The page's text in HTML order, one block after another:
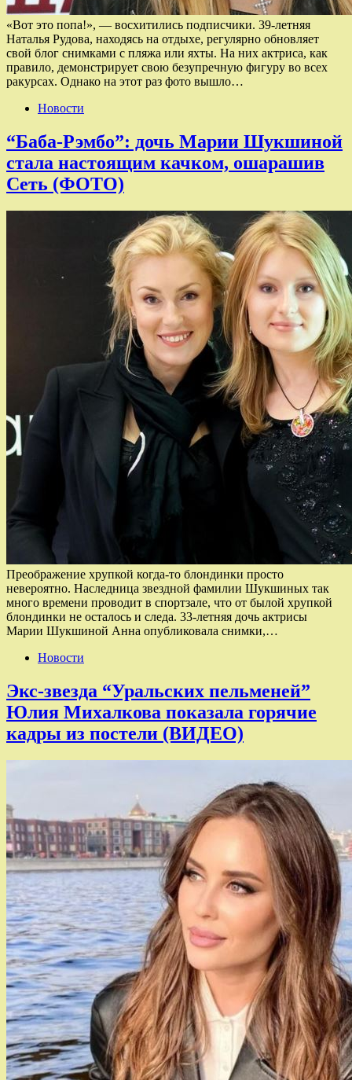
«Вот это попа!», — восхитились подписчики. 39-летняя
Наталья Рудова, находясь на отдыхе, регулярно обновляет
свой блог снимками с пляжа или яхты. На них актриса, как
правило, демонстрирует свою безупречную фигуру во всех
ракурсах. Однако на этот раз фото вышло…
Новости
“Баба-Рэмбо”: дочь Марии Шукшиной
стала настоящим качком, ошарашив
Сеть (ФОТО)
Преображение хрупкой когда-то блондинки просто
невероятно. Наследница звездной фамилии Шукшиных так
много времени проводит в спортзале, что от былой хрупкой
блондинки не осталось и следа. 33-летняя дочь актрисы
Марии Шукшиной Анна опубликовала снимки,…
Новости
Экс-звезда “Уральских пельменей”
Юлия Михалкова показала горячие
кадры из постели (ВИДЕО)